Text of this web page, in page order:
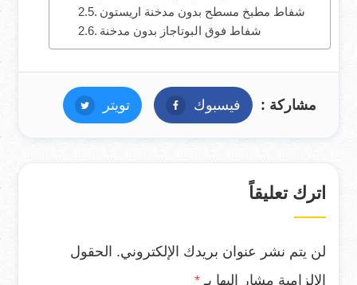
شفاط مطبخ مسطح بدون مدخنة اريستون
شفاط فوق البوتاجاز بدون مدخنة
مشاركة : فيسبوك فيسبوكتويتر تويتر
اترك تعليقاً
لن يتم نشر عنوان بريدك الإلكتروني. الحقول
الإلزامية مشار إليها بـ *